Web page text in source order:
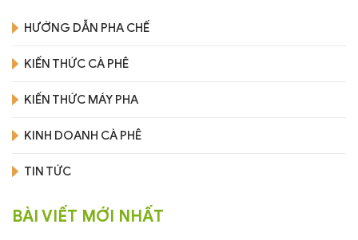
HƯỚNG DẪN PHA CHẾ
KIẾN THỨC CÀ PHÊ
KIẾN THỨC MÁY PHA
KINH DOANH CÀ PHÊ
TIN TỨC
BÀI VIẾT MỚI NHẤT